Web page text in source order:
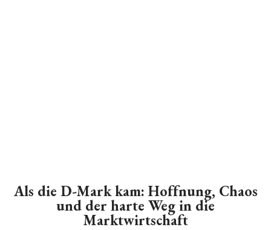
Als die D-Mark kam: Hoffnung, Chaos
und der harte Weg in die
Marktwirtschaft